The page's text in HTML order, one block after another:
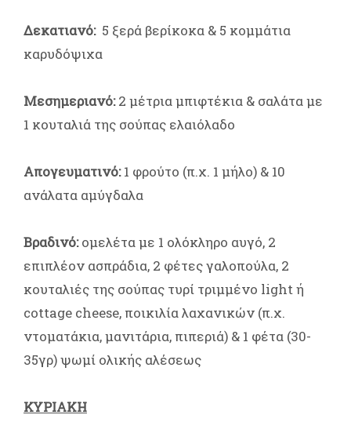
Δεκατιανό: 5 ξερά βερίκοκα & 5 κομμάτια
καρυδόψιχα
Μεσημεριανό:2 μέτρια μπιφτέκια & σαλάτα με
1 κουταλιά της σούπας ελαιόλαδο
Απογευματινό:1 φρούτο (π.χ. 1 μήλο) & 10
ανάλατα αμύγδαλα
Βραδινό:ομελέτα με 1 ολόκληρο αυγό, 2
επιπλέον ασπράδια, 2 φέτες γαλοπούλα, 2
κουταλιές της σούπας τυρί τριμμένο light ή
cottage cheese, ποικιλία λαχανικών (π.χ.
ντοματάκια, μανιτάρια, πιπεριά) & 1 φέτα (30-
35γρ) ψωμί ολικής αλέσεως
ΚΥΡΙΑΚΗ